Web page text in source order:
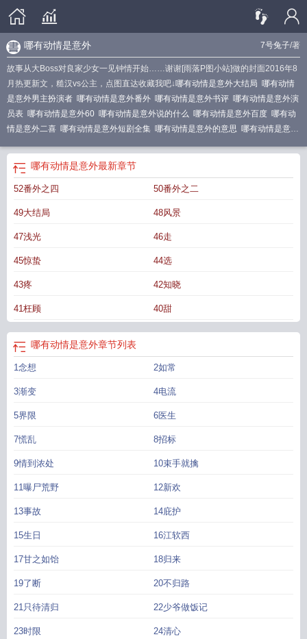
7号兔子/著
哪有动情是意外
故事从大Boss对良家少女一见钟情开始……谢谢[雨落P图小站]做的封面2016年8
月热更新文，糙汉vs公主，点图直达收藏我吧↓哪有动情是意外大结局 哪有动情
是意外男主扮演者 哪有动情是意外番外 哪有动情是意外书评 哪有动情是意外演
员表 哪有动情是意外60 哪有动情是意外说的什么 哪有动情是意外百度 哪有动
情是意外二喜 哪有动情是意外短剧全集 哪有动情是意外的意思 哪有动情是意外
动情是意外全文阅读
哪有动情是意外女主扮演者
是意外免费观看电视剧
观看哪有动情是意外结局 哪有动情是意外讲了什么
什么 哪有动情是意外全集免费观看 哪有动情是意外丁小瑞
修扮演者
哪有动情是意外全文免费阅读晋江
情是意外男主是处吗
哪有动情是意外在线观看
集哪有动情是意外姜甜 哪有情动是意外免费阅读
清哪有动情是意外免费 哪有动情是意外免费阅读
情是意外短剧全集完整版哪有动情是意外晋江哪有动情是意外讲什么哪有动情
是意外全部免费观看哪有动情是意外短剧全集在线播放
是意外哪有动情是意外 7号兔子哪有动情是意外内容哪有动情是意外免费完整
版哪有动情是意外好看吗 哪有动情是意外全集免费播放
什么名字
哪有动情是意外是什么意思
外哪有动情是意外后续剧情 哪有动情是意外二槑
表
哪有动情是意外最新章节
52番外之四 50番外之二
49大结局 48风景
47浅光 46走
45惊蛰 44选
43疼 42知晓
41枉顾 40甜
哪有动情是意外章节列表
1念想 2如常
3渐变 4电流
5界限 6医生
7慌乱 8招标
9情到浓处 10束手就擒
11曝尸荒野 12新欢
13事故 14庇护
15生日 16江软西
17甘之如饴 18归来
19了断 20不归路
21只待清归 22少爷做饭记
23时限 24清心